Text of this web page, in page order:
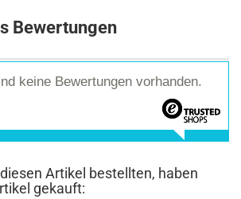
Bewertungen
keine Bewertungen vorhanden.
Artikel bestellten, haben
gekauft: